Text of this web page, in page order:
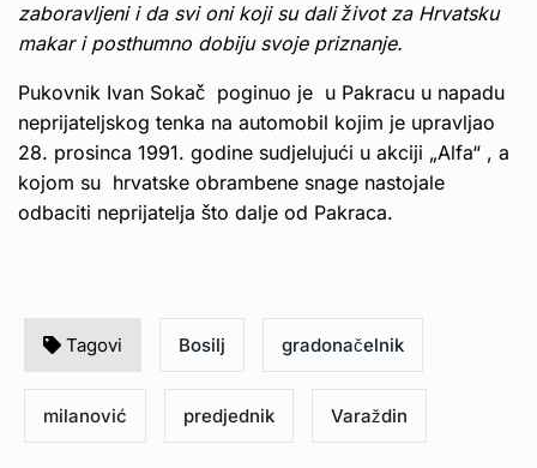
zaboravljeni i da svi oni koji su dali život za Hrvatsku
makar i posthumno dobiju svoje priznanje.
Pukovnik Ivan Sokač poginuo je u Pakracu u napadu
neprijateljskog tenka na automobil kojim je upravljao
28. prosinca 1991. godine sudjelujući u akciji „Alfa“ , a
kojom su hrvatske obrambene snage nastojale
odbaciti neprijatelja što dalje od Pakraca.
Tagovi Bosilj gradonačelnik
milanović predjednik Varaždin